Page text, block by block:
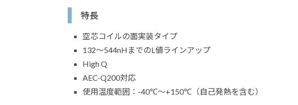
特長
空芯コイルの面実装タイプ
132～544nHまでのL値ラインアップ
High Q
AEC-Q200対応
使用温度範囲：-40℃～+150℃（自己発熱を含む）